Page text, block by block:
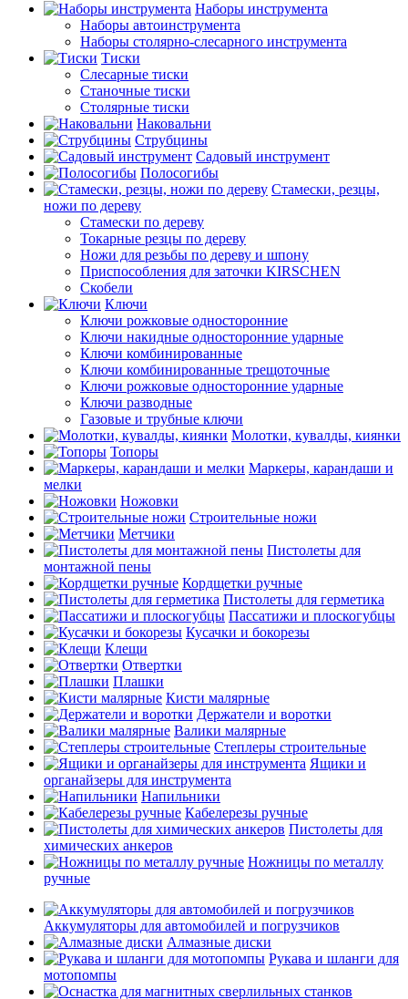
Наборы инструмента
Наборы автоинструмента
Наборы столярно-слесарного инструмента
Тиски
Слесарные тиски
Станочные тиски
Столярные тиски
Наковальни
Струбцины
Садовый инструмент
Полосогибы
Стамески, резцы,
ножи по дереву
Стамески по дереву
Токарные резцы по дереву
Ножи для резьбы по дереву и шпону
Приспособления для заточки KIRSCHEN
Скобели
Ключи
Ключи рожковые односторонние
Ключи накидные односторонние ударные
Ключи комбинированные
Ключи комбинированные трещоточные
Ключи рожковые односторонние ударные
Ключи разводные
Газовые и трубные ключи
Молотки, кувалды, киянки
Топоры
Маркеры, карандаши и
мелки
Ножовки
Строительные ножи
Метчики
Пистолеты для
монтажной пены
Кордщетки ручные
Пистолеты для герметика
Пассатижи и плоскогубцы
Кусачки и бокорезы
Клещи
Отвертки
Плашки
Кисти малярные
Держатели и воротки
Валики малярные
Степлеры строительные
Ящики и
органайзеры для инструмента
Напильники
Кабелерезы ручные
Пистолеты для
химических анкеров
Ножницы по металлу
ручные
Аккумуляторы для автомобилей и погрузчиков
Алмазные диски
Рукава и шланги для
мотопомпы